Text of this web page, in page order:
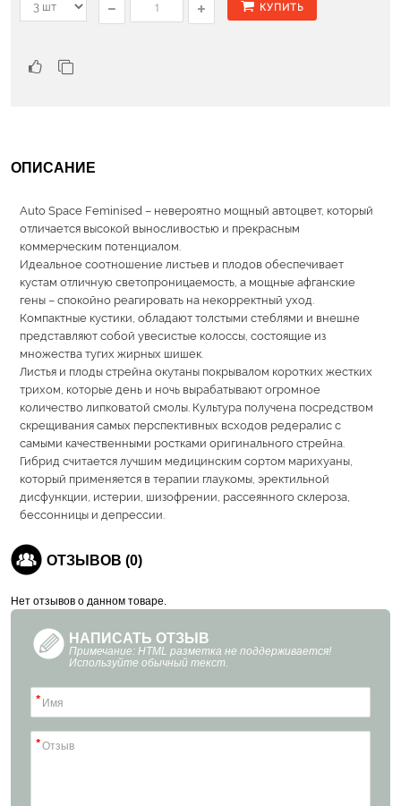
КУПИТЬ
ОПИСАНИЕ
Auto Space Feminised – невероятно мощный автоцвет, который
отличается высокой выносливостью и прекрасным
коммерческим потенциалом.
Идеальное соотношение листьев и плодов обеспечивает
кустам отличную светопроницаемость, а мощные афганские
гены – спокойно реагировать на некорректный уход.
Компактные кустики, обладают толстыми стеблями и внешне
представляют собой увесистые колоссы, состоящие из
множества тугих жирных шишек.
Листья и плоды стрейна окутаны покрывалом коротких жестких
трихом, которые день и ночь вырабатывают огромное
количество липковатой смолы. Культура получена посредством
скрещивания самых перспективных всходов редералис с
самыми качественными ростками оригинального стрейна.
Гибрид считается лучшим медицинским сортом марихуаны,
который применяется в терапии глаукомы, эректильной
дисфункции, истерии, шизофрении, рассеянного склероза,
бессонницы и депрессии.
ОТЗЫВОВ (0)
Нет отзывов о данном товаре.
НАПИСАТЬ ОТЗЫВ
Примечание: HTML разметка не поддерживается!
Используйте обычный текст.